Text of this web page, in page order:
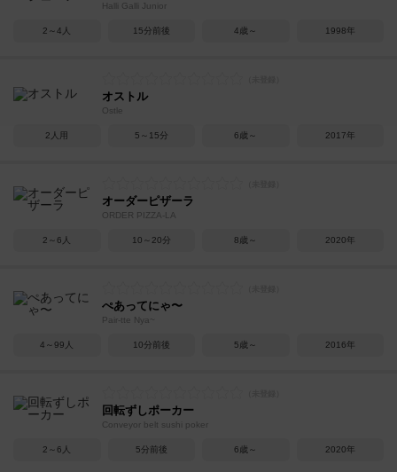
Halli Galli Junior
2～4人 15分前後 4歳～ 1998年
オストル
Ostle
2人用 5～15分 6歳～ 2017年
オーダーピザーラ
ORDER PIZZA-LA
2～6人 10～20分 8歳～ 2020年
ぺあってにゃ〜
Pair-tte Nya~
4～99人 10分前後 5歳～ 2016年
回転ずしポーカー
Conveyor belt sushi poker
2～6人 5分前後 6歳～ 2020年